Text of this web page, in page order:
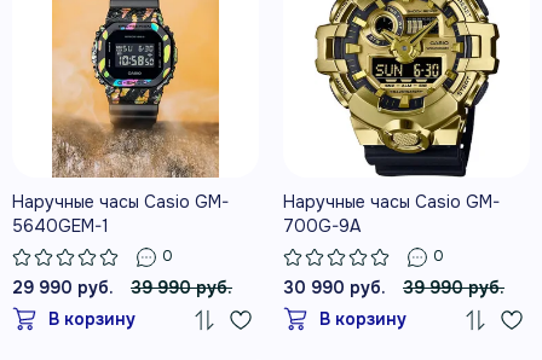
Наручные часы Casio GM-
5640GEM-1
0
29 990 руб.
39 990 руб.
В корзину
Наручные часы Casio GM-
700G-9A
0
30 990 руб.
39 990 руб.
В корзину